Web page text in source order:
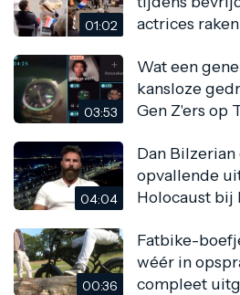
01:02
actrices
03:53
Wat een
kansloze
Gen Z'ers op
04:04
Dan
opvallende
Holocaust bij
00:36
Fatbike-
wéér in
compleet